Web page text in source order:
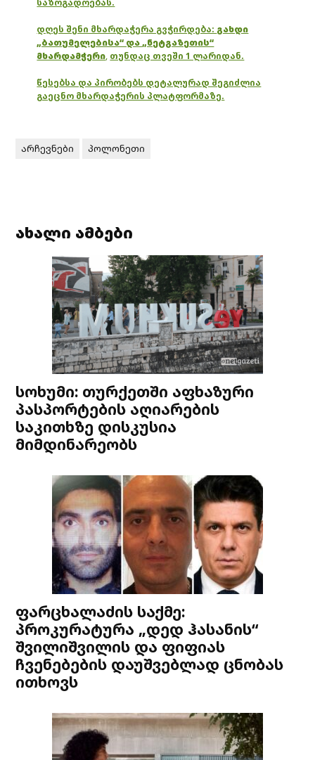
საზოგადოებას.
დღეს შენი მხარდაჭერა გვჭირდება: გახდი
„ბათუმელებისა“ და „ნეტგაზეთის“
მხარდამჭერი, თუნდაც თვეში 1 ლარიდან.
წესებსა და პირობებს დეტალურად შეგიძლია
გაეცნო მხარდაჭერის პლატფორმაზე.
არჩევნები პოლონეთი
ახალი ამბები
სოხუმი: თურქეთში აფხაზური
პასპორტების აღიარების
საკითხზე დისკუსია
მიმდინარეობს
ფარცხალაძის საქმე:
პროკურატურა „დედ ჰასანის“
შვილიშვილის და ფიფიას
ჩვენებების დაუშვებლად ცნობას
ითხოვს